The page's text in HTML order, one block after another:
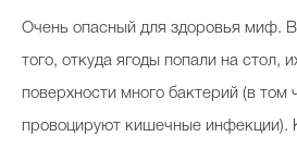
Очень опасный для здоровья миф.
того, откуда ягоды попали на стол,
поверхности много бактерий (в том
провоцируют кишечные инфекции).